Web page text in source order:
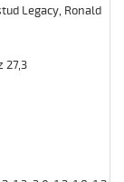
Legacy, Ronald
27,3